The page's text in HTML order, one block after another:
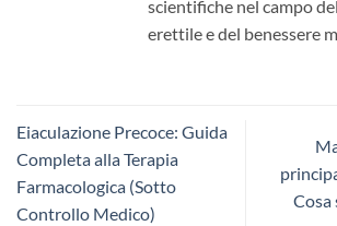
scientifiche nel campo
erettile e del benessere
Eiaculazione Precoce: Guida
Completa alla Terapia
Farmacologica (Sotto
Controllo Medico)
Cosa